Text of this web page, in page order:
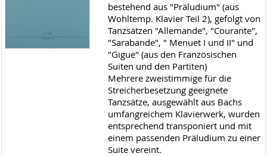
bestehend aus "Präludium" (aus
Wohltemp. Klavier Teil 2), gefolgt von
Tanzsätzen "Allemande", "Courante",
"Sarabande", " Menuet I und II" und
"Gigue" (aus den Französischen
Suiten und den Partiten)
Mehrere zweistimmige für die
Streicherbesetzung geeignete
Tanzsätze, ausgewählt aus Bachs
umfangreichem Klavierwerk, wurden
entsprechend transponiert und mit
einem passenden Präludium zu einer
Suite vereint.